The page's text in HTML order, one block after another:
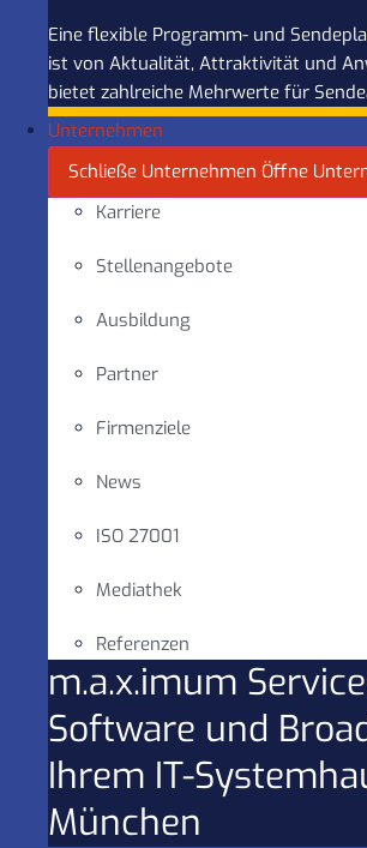
Eine flexible Programm- und
ist von Aktualität, Attraktivität und
bietet zahlreiche Mehrwerte für
Unternehmen
Schließe Unternehmen Öffne
Karriere
Stellenangebote
Ausbildung
Partner
Firmenziele
News
ISO 27001
Mediathek
Referenzen
m.a.x.imum
Software und
Ihrem IT-
München